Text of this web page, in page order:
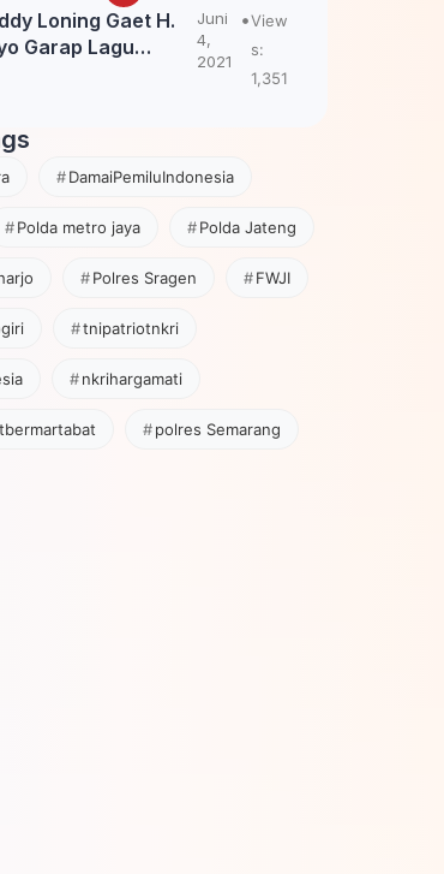
Loning Gaet H.
Garap Lagu
Juni
4,
2021
View
s:
1,351
DamaiPemiluIndonesia
Polda metro jaya Polda Jateng
Polres Sragen FWJI
tnipatriotnkri
nkrihargamati
polres Semarang